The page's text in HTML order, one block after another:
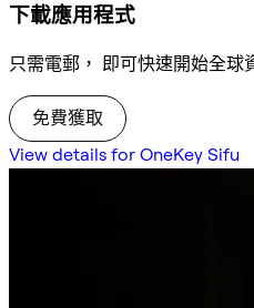
下載應用程式
只需電郵， 即可快速開始全球
免費獲取
View details for OneKey Sifu